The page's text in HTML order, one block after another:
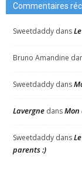
Commentaires
Sweetdaddy dans
Bruno Amandine
Sweetdaddy dans
Lavergne dansMon
Sweetdaddy dans
parents :)